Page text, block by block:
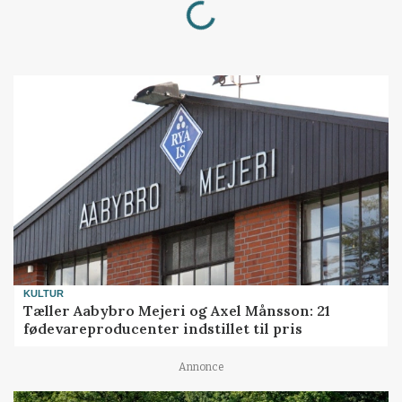
KULTUR
Tæller Aabybro Mejeri og Axel Månsson: 21
fødevareproducenter indstillet til pris
Annonce